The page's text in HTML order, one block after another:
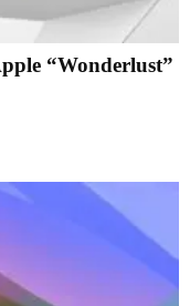
“Wonderlust”